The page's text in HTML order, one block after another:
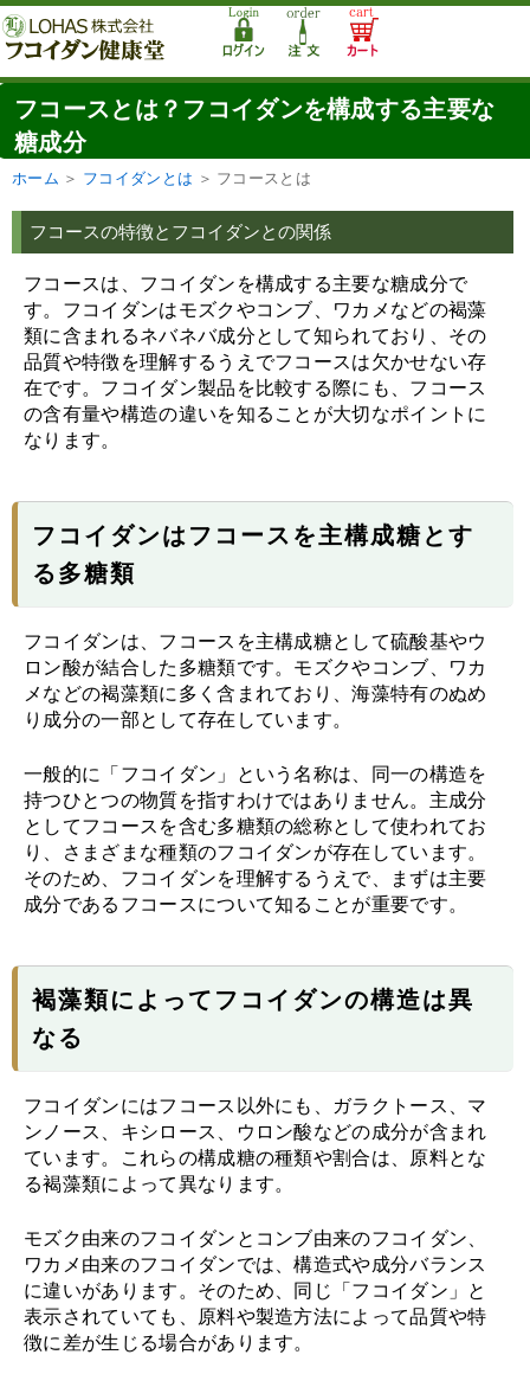
フコースとは？フコイダンを構成する主要な
糖成分
ホーム ＞ フコイダンとは ＞ フコースとは
フコースの特徴とフコイダンとの関係
フコースは、フコイダンを構成する主要な糖成分で
す。フコイダンはモズクやコンブ、ワカメなどの褐藻
類に含まれるネバネバ成分として知られており、その
品質や特徴を理解するうえでフコースは欠かせない存
在です。フコイダン製品を比較する際にも、フコース
の含有量や構造の違いを知ることが大切なポイントに
なります。
フコイダンはフコースを主構成糖とす
る多糖類
フコイダンは、フコースを主構成糖として硫酸基やウ
ロン酸が結合した多糖類です。モズクやコンブ、ワカ
メなどの褐藻類に多く含まれており、海藻特有のぬめ
り成分の一部として存在しています。
一般的に「フコイダン」という名称は、同一の構造を
持つひとつの物質を指すわけではありません。主成分
としてフコースを含む多糖類の総称として使われてお
り、さまざまな種類のフコイダンが存在しています。
そのため、フコイダンを理解するうえで、まずは主要
成分であるフコースについて知ることが重要です。
褐藻類によってフコイダンの構造は異
なる
フコイダンにはフコース以外にも、ガラクトース、マ
ンノース、キシロース、ウロン酸などの成分が含まれ
ています。これらの構成糖の種類や割合は、原料とな
る褐藻類によって異なります。
モズク由来のフコイダンとコンブ由来のフコイダン、
ワカメ由来のフコイダンでは、構造式や成分バランス
に違いがあります。そのため、同じ「フコイダン」と
表示されていても、原料や製造方法によって品質や特
徴に差が生じる場合があります。